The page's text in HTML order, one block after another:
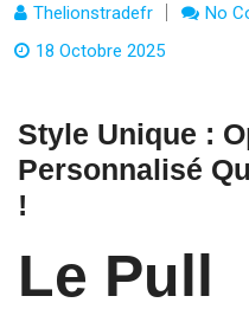
Thelionstradefr
No
18 Octobre 2025
Style Unique :
Personnalisé
!
Le Pull